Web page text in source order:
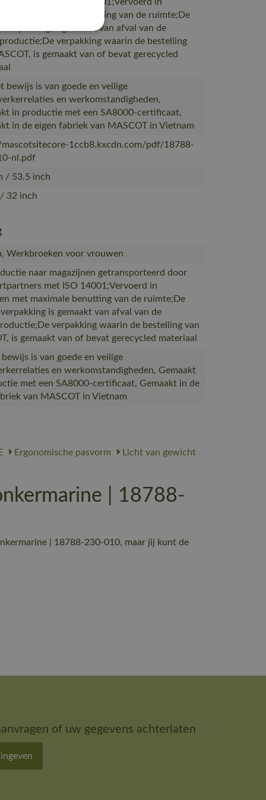
met maximale benutting van de ruimte;De
is gemaakt van afval van de
verpakking waarin de bestelling
is gemaakt van of bevat gerecycled
bewijs is van goede en veilige
en werkomstandigheden,
in productie met een SA8000-certificaat,
in de eigen fabriek van MASCOT in Vietnam
mascotsitecore-1ccb8.kxcdn.com/pdf/18788-
nl.pdf
/ 53.5 inch
32 inch
Werkbroeken voor vrouwen
naar magazijnen getransporteerd door
met ISO 14001;Vervoerd in
met maximale benutting van de ruimte;De
is gemaakt van afval van de
verpakking waarin de bestelling van
is gemaakt van of bevat gerecycled materiaal
is van goede en veilige
en werkomstandigheden, Gemaakt
met een SA8000-certificaat, Gemaakt in de
van MASCOT in Vietnam
Ergonomische pasvorm
Licht van gewicht
| 18788-
| 18788-230-010, maar jij kunt de
of uw gegevens achterlaten